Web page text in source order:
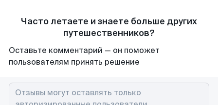
Часто летаете и знаете больше других
путешественников?
Оставьте комментарий — он поможет
пользователям принять решение